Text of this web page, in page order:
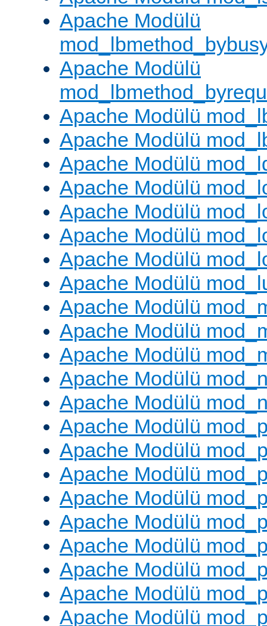
Apache Modülü
Apache Modülü
Apache Modülü
Apache Modülü
Apache Modülü
Apache Modülü
Apache Modülü
Apache Modülü
Apache Modülü
Apache Modülü
Apache Modülü
Apache Modülü
Apache Modülü
Apache Modülü
Apache Modülü
Apache Modülü
Apache Modülü
Apache Modülü
Apache Modülü
Apache Modülü
Apache Modülü
Apache Modülü
Apache Modülü
Apache Modülü